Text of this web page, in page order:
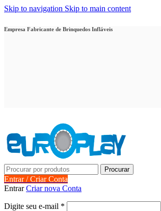
Skip to navigation Skip to main content
Empresa Fabricante de Brinquedos Infláveis
Procurar
Entrar / Criar Conta
EntrarCriar nova Conta
Digite seu e-mail *